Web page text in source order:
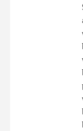
Фотоконкурс
Фотоконкурс
Фотоконкурс
Фотоконкурс
Фотоконкурс
Фотоконкурс
Фотоконкурс